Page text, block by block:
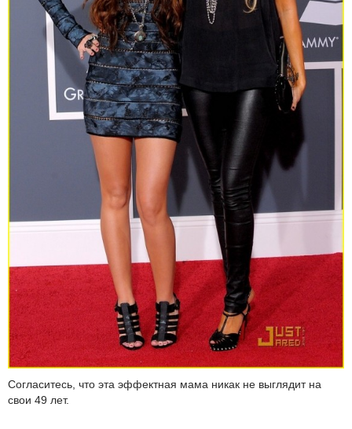
Согласитесь, что эта эффектная мама никак не выглядит на
свои 49 лет.